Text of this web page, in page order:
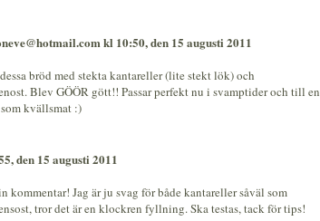
kl 10:50, den 15 augusti 2011
bröd med stekta kantareller (lite stekt lök) och
Blev GÖÖR gött!! Passar perfekt nu i svamptider och till en
kvällsmat :)
den 15 augusti 2011
kommentar! Jag är ju svag för både kantareller såväl som
tror det är en klockren fyllning. Ska testas, tack för tips!